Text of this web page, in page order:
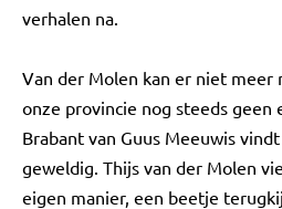
verhalen na.
Van der Molen kan er niet
onze provincie nog steeds geen
Brabant van Guus Meeuwis
geweldig. Thijs van der Molen
eigen manier, een beetje